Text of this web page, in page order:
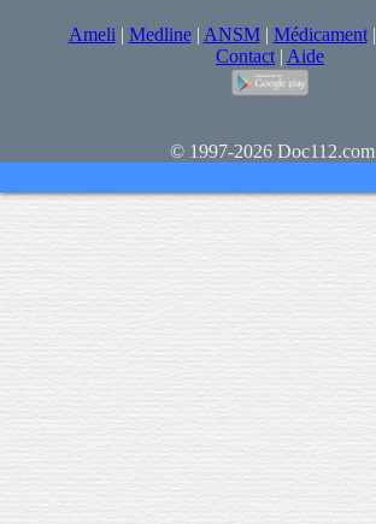
Ameli | Medline| ANSM| Médicament|
Contact | Aide
© 1997-2026 Doc112.com